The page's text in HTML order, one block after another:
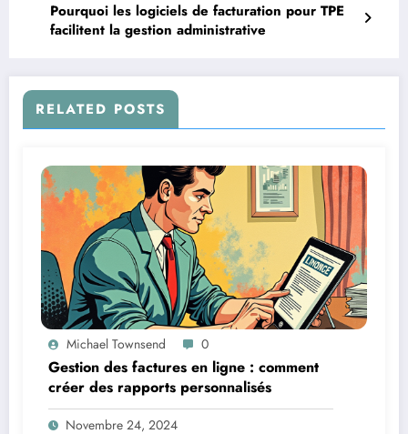
Pourquoi les logiciels de facturation pour TPE
facilitent la gestion administrative
RELATED POSTS
Michael Townsend 0
Gestion des factures en ligne : comment
créer des rapports personnalisés
Novembre 24, 2024